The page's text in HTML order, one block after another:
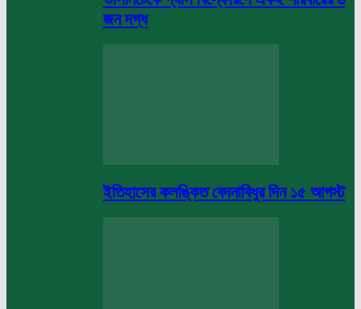
জন দগ্ধ
ইতিহাসের কলঙ্কিত বেদনাবিধুর দিন ১৫ আগস্ট